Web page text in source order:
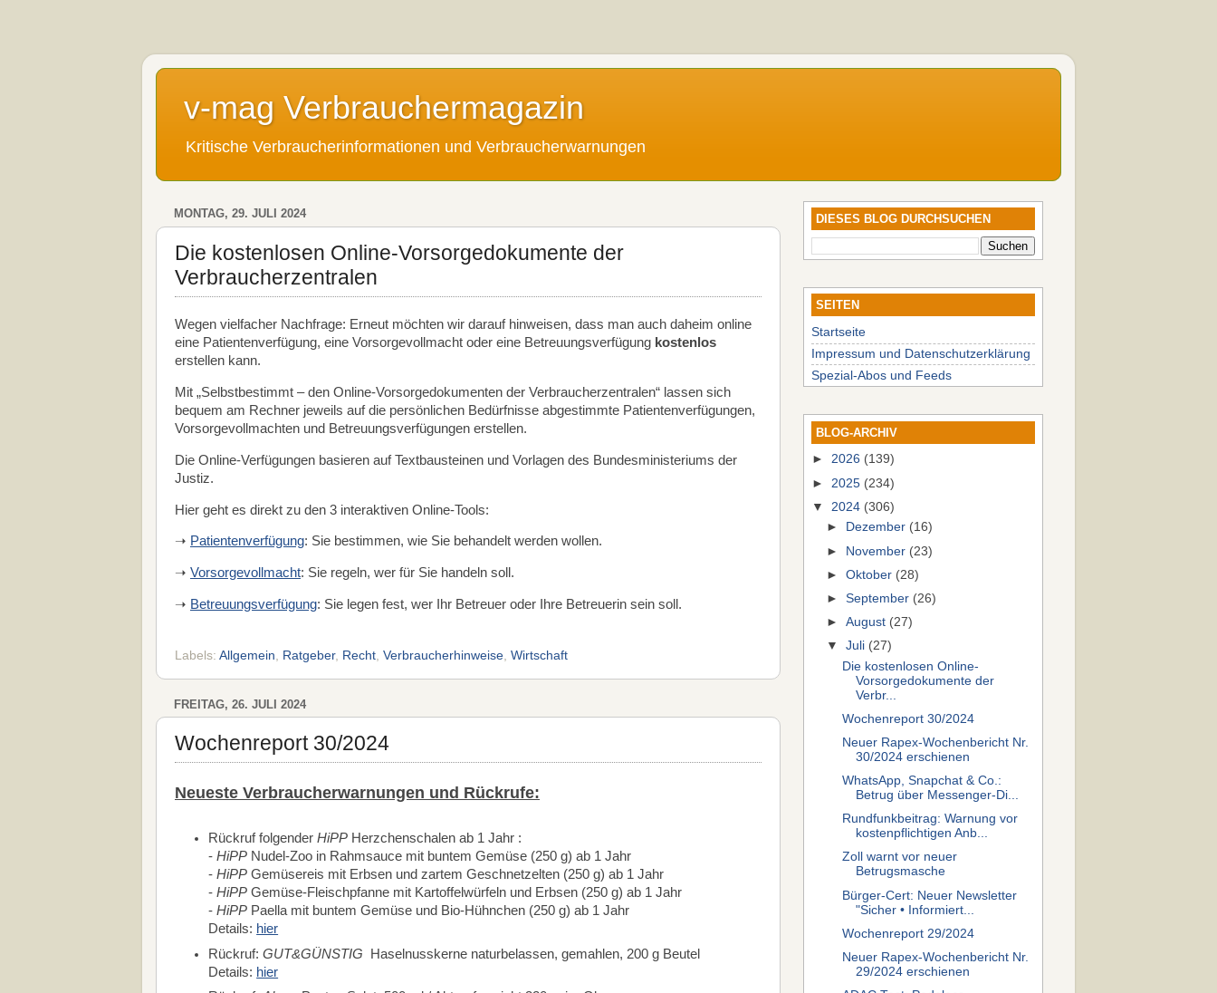
v-mag Verbrauchermagazin
Kritische Verbraucherinformationen und Verbraucherwarnungen
MONTAG, 29. JULI 2024
Die kostenlosen Online-Vorsorgedokumente der
Verbraucherzentralen
Wegen vielfacher Nachfrage: Erneut möchten wir darauf hinweisen, dass man auch daheim online
eine Patientenverfügung, eine Vorsorgevollmacht oder eine Betreuungsverfügung kostenlos
erstellen kann.
Mit „Selbstbestimmt – den Online-Vorsorgedokumenten der Verbraucherzentralen“ lassen sich
bequem am Rechner jeweils auf die persönlichen Bedürfnisse abgestimmte Patientenverfügungen,
Vorsorgevollmachten und Betreuungsverfügungen erstellen.
Die Online-Verfügungen basieren auf Textbausteinen und Vorlagen des Bundesministeriums der
Justiz.
Hier geht es direkt zu den 3 interaktiven Online-Tools:
➝ Patientenverfügung: Sie bestimmen, wie Sie behandelt werden wollen.
➝ Vorsorgevollmacht: Sie regeln, wer für Sie handeln soll.
➝ Betreuungsverfügung: Sie legen fest, wer Ihr Betreuer oder Ihre Betreuerin sein soll.
Labels: Allgemein Ratgeber, Recht Verbraucherhinweise Wirtschaft
FREITAG, 26. JULI 2024
Wochenreport 30/2024
Neueste Verbraucherwarnungen und Rückrufe:
Rückruf folgenderHiPP Herzchenschalen ab 1 Jahr :
-HiPP Nudel-Zoo in Rahmsauce mit buntem Gemüse (250 g) ab 1 Jahr
-HiPP Gemüsereis mit Erbsen und zartem Geschnetzelten (250 g) ab 1 Jahr
-HiPP Gemüse-Fleischpfanne mit Kartoffelwürfeln und Erbsen (250 g) ab 1 Jahr
-HiPP Paella mit buntem Gemüse und Bio-Hühnchen (250 g) ab 1 Jahr
Details: hier
Rückruf:GUT&GÜNSTIG Haselnusskerne naturbelassen, gemahlen, 200 g Beutel
Details: hier
DIESES BLOG DURCHSUCHEN
SEITEN
Startseite
Impressum und Datenschutzerklärung
Spezial-Abos und Feeds
BLOG-ARCHIV
► 2026 (139)
► 2025 (234)
▼ 2024 (306)
►
Dezember (16)
► November (23)
►Oktober (28)
►September (26)
►August (27)
▼Juli (27)
Die kostenlosen Online-
Vorsorgedokumente der
Verbr...
Wochenreport 30/2024
Neuer Rapex-Wochenbericht Nr.
30/2024 erschienen
WhatsApp, Snapchat & Co.:
Betrug über Messenger-Di...
Rundfunkbeitrag: Warnung vor
kostenpflichtigen Anb...
Zoll warnt vor neuer
Betrugsmasche
Bürger-Cert: Neuer Newsletter
"Sicher • Informiert...
Wochenreport 29/2024
Neuer Rapex-Wochenbericht Nr.
29/2024 erschienen